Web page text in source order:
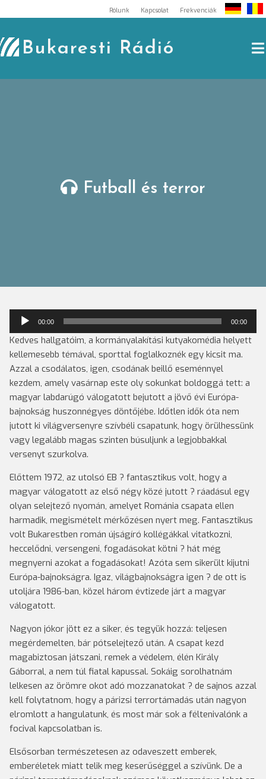
to
content
Rólunk Kapcsolat Frekvenciák
Bukaresti Rádió
Futball és terror
Audió
lejátszó
00:00 00:00
Kedves hallgatóim, a kormányalakítási kutyakomédia helyett
kellemesebb témával, sporttal foglalkoznék egy kicsit ma.
Azzal a csodálatos, igen, csodának beillő eseménnyel
kezdem, amely vasárnap este oly sokunkat boldoggá tett: a
magyar labdarúgó válogatott bejutott a jövő évi Európa-
bajnokság huszonnégyes döntőjébe. Időtlen idők óta nem
jutott ki világversenyre szívbéli csapatunk, hogy örülhessünk
vagy legalább magas szinten búsuljunk a legjobbakkal
versenyt szurkolva.
Előttem 1972, az utolsó EB ? fantasztikus volt, hogy a
magyar válogatott az első négy közé jutott ? ráadásul egy
olyan selejtező nyomán, amelyet Románia csapata ellen
harmadik, megismételt mérkőzésen nyert meg. Fantasztikus
volt Bukarestben román újságíró kollégákkal vitatkozni,
heccelődni, versengeni, fogadásokat kötni ? hát még
megnyerni azokat a fogadásokat! Azóta sem sikerült kijutni
Európa-bajnokságra. Igaz, világbajnokságra igen ? de ott is
utoljára 1986-ban, közel három évtizede járt a magyar
válogatott.
Nagyon jókor jött ez a siker, és tegyük hozzá: teljesen
megérdemelten, bár pótselejtező után. A csapat kezd
magabiztosan játszani, remek a védelem, élén Király
Gáborral, a nem túl fiatal kapussal. Sokáig sorolhatnám
lelkesen az örömre okot adó mozzanatokat ? de sajnos azzal
kell folytatnom, hogy a párizsi terrortámadás után nagyon
elromlott a hangulatunk, és most már sok a féltenivalónk a
focival kapcsolatban is.
Elsősorban természetesen az odaveszett emberek,
emberéletek miatt telik meg keserűséggel a szívünk. De a